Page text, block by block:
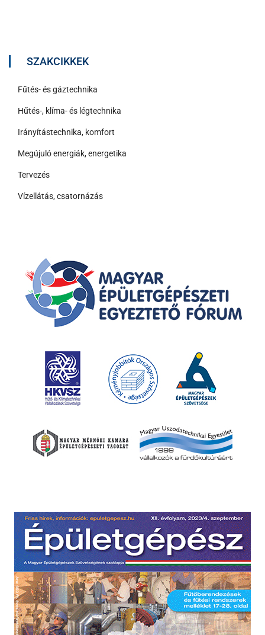
SZAKCIKKEK
Fűtés- és gáztechnika
Hűtés-, klíma- és légtechnika
Irányítástechnika, komfort
Megújuló energiák, energetika
Tervezés
Vízellátás, csatornázás